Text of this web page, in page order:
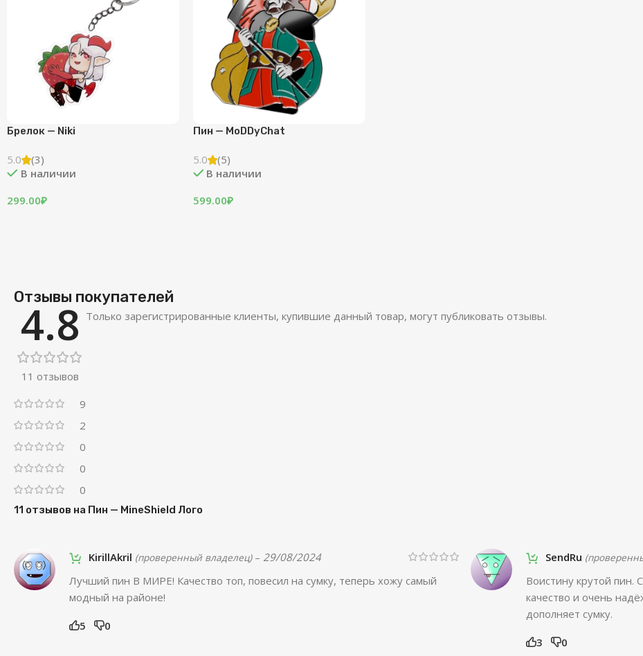
Брелок — Niki
5.0
(3)
В наличии
299.00₽
Пин — MoDDyChat
5.0
(5)
В наличии
599.00₽
Отзывы покупателей
4.8
11 отзывов
9
2
0
0
0
11 отзывов на Пин — MineShield Лого
KirillAkril (проверенный владелец) – 29/08/2024
Лучший пин В МИРЕ! Качество топ, повесил на сумку, теперь хожу самый
модный на районе!
5 0
SendRu
Воистину крутой пин.
качество и очень
дополняет сумку.
3 0
Только зарегистрированные клиенты, купившие данный товар, могут публиковать отзывы.